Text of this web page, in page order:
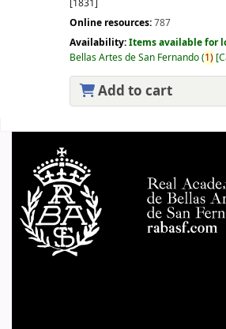
[1831]
Online resources:787
Availability:Items available for
Bellas Artes de San Fernando(1)
Add to cart